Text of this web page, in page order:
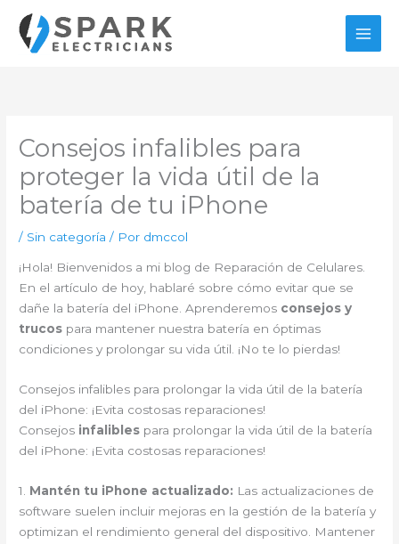
contenido
Consejos infalibles para
proteger la vida útil de la
batería de tu iPhone
/ Sin categoría / Por dmccol
¡Hola! Bienvenidos a mi blog de Reparación de Celulares.
En el artículo de hoy, hablaré sobre cómo evitar que se
dañe la batería del iPhone. Aprenderemos consejos y
trucos para mantener nuestra batería en óptimas
condiciones y prolongar su vida útil. ¡No te lo pierdas!
Consejos infalibles para prolongar la vida útil de la batería
del iPhone: ¡Evita costosas reparaciones!
Consejos infalibles para prolongar la vida útil de la batería
del iPhone: ¡Evita costosas reparaciones!
1. Mantén tu iPhone actualizado: Las actualizaciones de
software suelen incluir mejoras en la gestión de la batería y
optimizan el rendimiento general del dispositivo. Mantener